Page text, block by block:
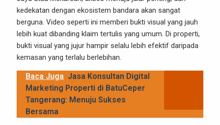
kedekatan dengan ekosistem bandara akan sangat
berguna. Video seperti ini memberi bukti visual yang jauh
lebih kuat dibanding klaim tertulis yang umum. Di properti,
bukti visual yang jujur hampir selalu lebih efektif daripada
kemasan yang terlalu berlebihan.
Baca Juga Jasa Konsultan Digital
Marketing Properti di BatuCeper
Tangerang: Menuju Sukses
Bersama